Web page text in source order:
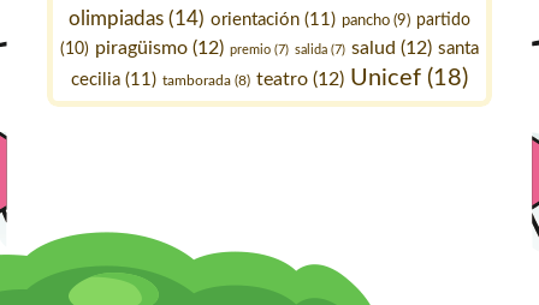
olimpiadas (14) orientación (11) pancho (9) partido
(10) piragüismo (12) premio (7) salida (7) salud (12) santa
cecilia (11) tamborada (8) teatro (12) Unicef (18)